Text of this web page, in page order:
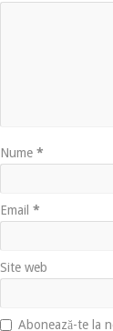
Nume *
Email *
Site web
Abonează-te la